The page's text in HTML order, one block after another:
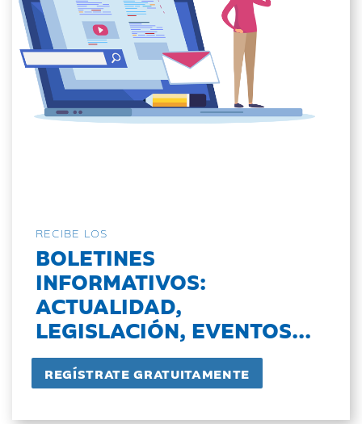
RECIBE LOS
BOLETINES
INFORMATIVOS:
ACTUALIDAD,
LEGISLACIÓN, EVENTOS...